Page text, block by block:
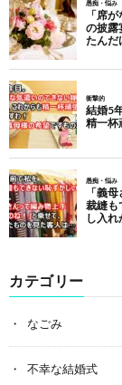
カテゴリー
なごみ
不幸な結婚式